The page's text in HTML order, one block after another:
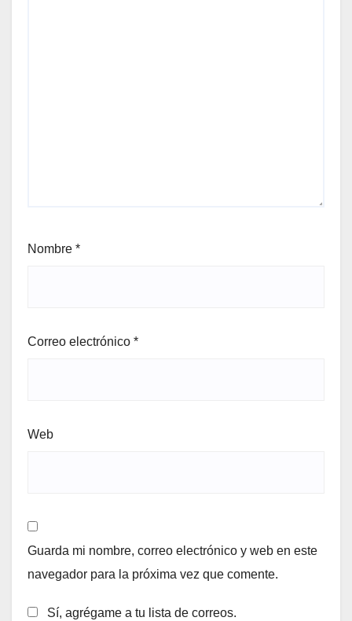
Nombre *
Correo electrónico *
Web
Guarda mi nombre, correo electrónico y web en este
navegador para la próxima vez que comente.
Sí, agrégame a tu lista de correos.